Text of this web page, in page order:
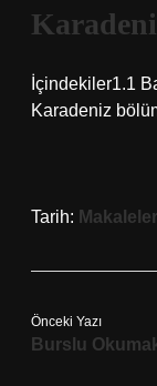
İçindekiler1.1
Karadeniz
Tarih: Makaleler
Önceki Yazı
Burslu